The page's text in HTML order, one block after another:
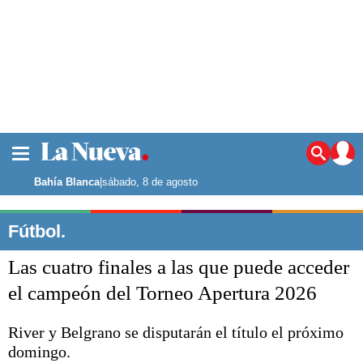
Noticias
La ciudad
Punta Alta
El mundo
Seguridad
Deportes
Escenario Olímpico
Bahía Blanca|sábado, 8 de agosto
Fútbol.
Las cuatro finales a las que puede acceder
el campeón del Torneo Apertura 2026
River y Belgrano se disputarán el título el próximo
domingo.